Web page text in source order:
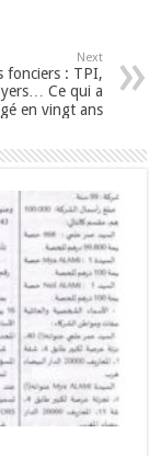
Next
fonciers : TPI,
Ce qui a
en vingt ans